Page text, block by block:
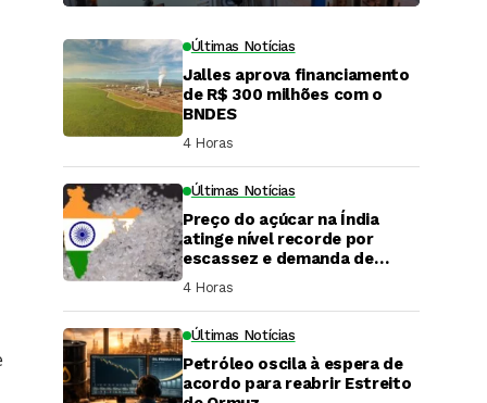
Últimas Notícias
Jalles aprova financiamento
de R$ 300 milhões com o
BNDES
4 Horas ⁮
Últimas Notícias
Preço do açúcar na Índia
atinge nível recorde por
escassez e demanda de
festivais
4 Horas ⁮
Últimas Notícias
Petróleo oscila à espera de
acordo para reabrir Estreito
DaCana Cast